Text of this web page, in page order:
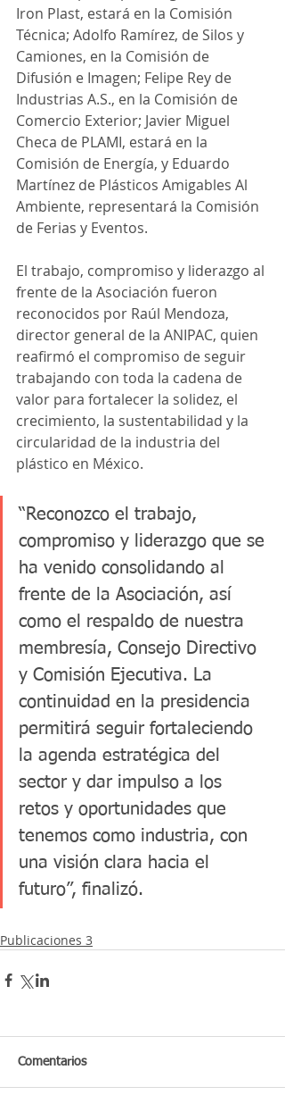
Iron Plast, estará en la Comisión
Técnica; Adolfo Ramírez, de Silos y
Camiones, en la Comisión de
Difusión e Imagen; Felipe Rey de
Industrias A.S., en la Comisión de
Comercio Exterior; Javier Miguel
Checa de PLAMI, estará en la
Comisión de Energía, y Eduardo
Martínez de Plásticos Amigables Al
Ambiente, representará la Comisión
de Ferias y Eventos.
El trabajo, compromiso y liderazgo al
frente de la Asociación fueron
reconocidos por Raúl Mendoza,
director general de la ANIPAC, quien
reafirmó el compromiso de seguir
trabajando con toda la cadena de
valor para fortalecer la solidez, el
crecimiento, la sustentabilidad y la
circularidad de la industria del
plástico en México.
“Reconozco el trabajo,
compromiso y liderazgo que se
ha venido consolidando al
frente de la Asociación, así
como el respaldo de nuestra
membresía, Consejo Directivo
y Comisión Ejecutiva. La
continuidad en la presidencia
permitirá seguir fortaleciendo
la agenda estratégica del
sector y dar impulso a los
retos y oportunidades que
tenemos como industria, con
una visión clara hacia el
futuro”, finalizó.
Publicaciones 3
Comentarios